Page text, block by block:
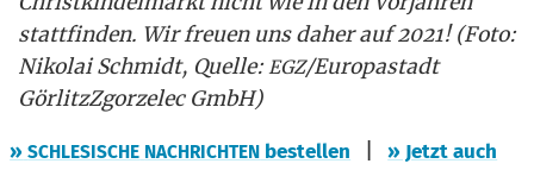
statt­fin­den. Wir freu­en uns daher auf 2021! (Foto:
Niko­lai Schmidt, Quel­le:EGZ/Europastadt
Gör­litzZ­gor­zel­ec GmbH)
» SCHLESISCHE NACHRICHTEN bestel­len |» Jetzt auch